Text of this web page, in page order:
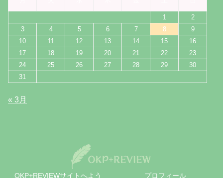
1
2
3
4 5 6 7 8
9
10
11 12 13 14 15
16
17
18 19 20 21 22
23
24
25 26 27 28 29
30
31
« 3月
OKP+REVIEWサイトへよう プロフィール